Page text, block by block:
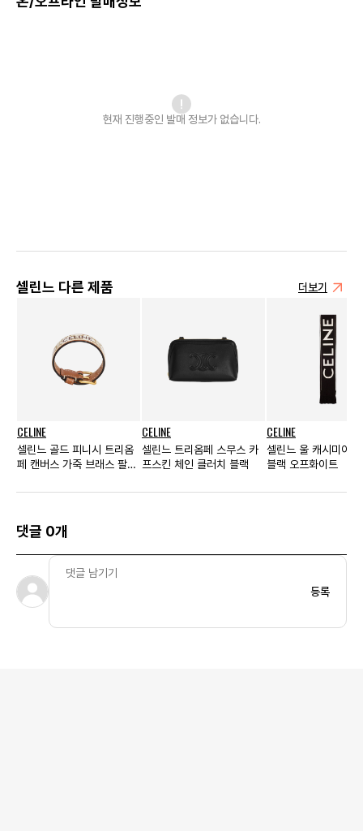
현재 진행중인 발매 정보가 없습니다.
셀린느 다른 제품 더보기
CELINE
셀린느 골드 피니시 트리옴
페 캔버스 가죽 브래스 팔찌
CELINE
셀린느 트리옴페 스무스 카
프스킨 체인 클러치 블랙
CELINE
셀린느 울 캐시미어
블랙 오프화이트
댓글 0개
등록